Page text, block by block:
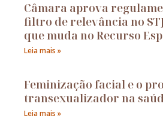
Câmara aprova
filtro de relevância no
que muda no Recurso
Leia mais »
Feminização facial e o
transexualizador na
Leia mais »